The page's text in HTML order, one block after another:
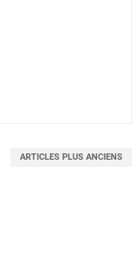
ARTICLES PLUS ANCIENS